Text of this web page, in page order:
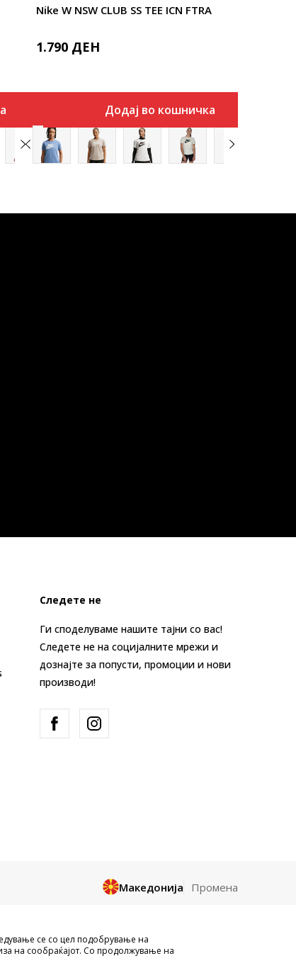
Nike W NSW CLUB SS TEE ICN FTRA
1.790 ДЕН
Додај во кошничка
Следете не
Ги споделуваме нашите тајни со вас!
Следете не на социјалните мрежи и
дознајте за попусти, промоции и нови
производи!
Македонија Промена
a се однесува на логоа,
користат за било какви цели,
се со цел подобрување на
на сообраќајот. Со продолжување на